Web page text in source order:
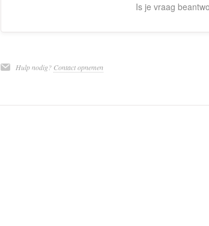
Is je vraag
Hulp nodig? Contact opnemen